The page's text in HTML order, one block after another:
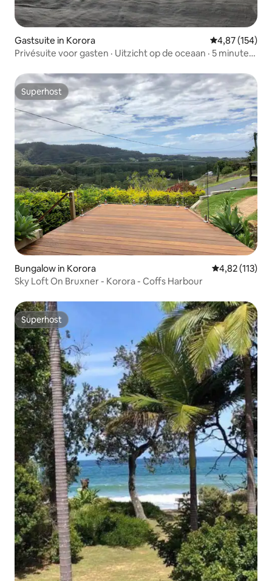
Gastsuite in Korora Gemiddelde
4,87 (154)
Privésuite voor gasten · Uitzicht op de oceaan · 5 minuten
Superhost
Superhost
Bungalow in Korora Gemiddelde
4,82 (113)
Sky Loft On Bruxner - Korora - Coffs Harbour
Superhost
Superhost